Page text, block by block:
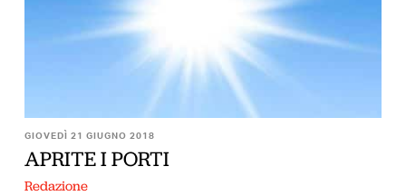
GIOVEDÌ 21 GIUGNO 2018
APRITE I PORTI
Redazione